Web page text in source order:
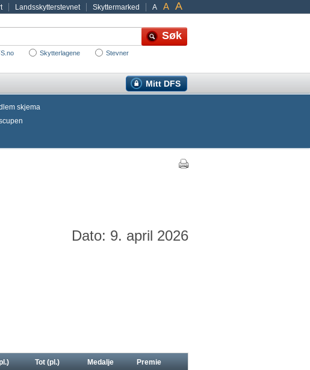
A A A
Landsskytterstevnet Skyttermarked
Skytterlagene Stevner
Mitt DFS
skjema
Dato: 9. april 2026
Tot (pl.) Medalje Premie